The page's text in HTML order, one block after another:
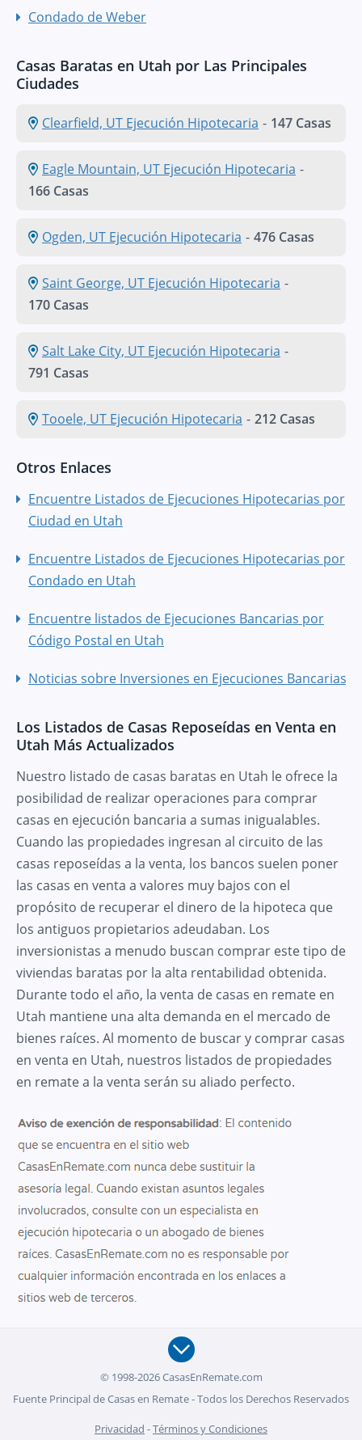
Condado de Weber
Casas Baratas en Utah por Las Principales
Ciudades
Clearfield, UT Ejecución Hipotecaria - 147 Casas
Eagle Mountain, UT Ejecución Hipotecaria -
166 Casas
Ogden, UT Ejecución Hipotecaria - 476 Casas
Saint George, UT Ejecución Hipotecaria -
170 Casas
Salt Lake City, UT Ejecución Hipotecaria -
791 Casas
Tooele, UT Ejecución Hipotecaria - 212 Casas
Otros Enlaces
Encuentre Listados de Ejecuciones Hipotecarias por
Ciudad en Utah
Encuentre Listados de Ejecuciones Hipotecarias por
Condado en Utah
Encuentre listados de Ejecuciones Bancarias por
Código Postal en Utah
Noticias sobre Inversiones en Ejecuciones Bancarias
Los Listados de Casas Reposeídas en Venta en
Utah Más Actualizados
Nuestro listado de casas baratas en Utah le ofrece la
posibilidad de realizar operaciones para comprar
casas en ejecución bancaria a sumas inigualables.
Cuando las propiedades ingresan al circuito de las
casas reposeídas a la venta, los bancos suelen poner
las casas en venta a valores muy bajos con el
propósito de recuperar el dinero de la hipoteca que
los antiguos propietarios adeudaban. Los
inversionistas a menudo buscan comprar este tipo de
viviendas baratas por la alta rentabilidad obtenida.
Durante todo el año, la venta de casas en remate en
Utah mantiene una alta demanda en el mercado de
bienes raíces. Al momento de buscar y comprar casas
en venta en Utah, nuestros listados de propiedades
en remate a la venta serán su aliado perfecto.
© 1998-2026 CasasEnRemate.com
Fuente Principal de Casas en Remate - Todos los Derechos Reservados
Privacidad -Términos y Condiciones